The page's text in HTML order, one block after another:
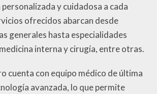
y cuidadosa a cada
ofrecidos abarcan desde
generales hasta especialidades
interna y cirugía, entre otras.
cuenta con equipo médico de última
avanzada, lo que permite